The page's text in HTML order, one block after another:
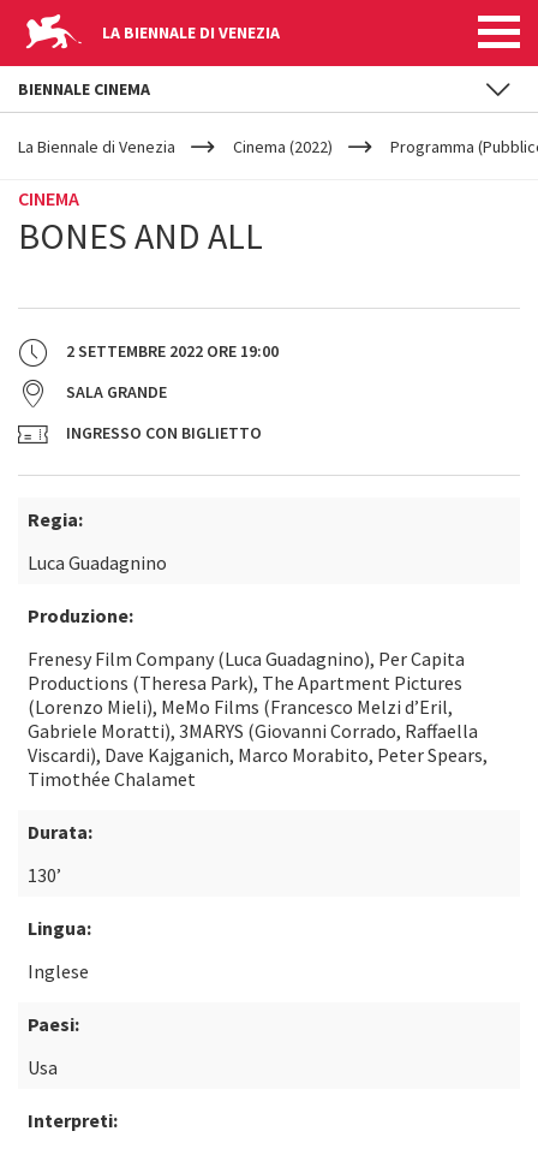
LA BIENNALE DI VENEZIA
YOUR
ARE
La Biennale di Venezia Cinema (2022) Programma
CINEMA
BONES AND ALL
2 SETTEMBRE 2022 ORE 19:00
SALA GRANDE
INGRESSO CON BIGLIETTO
Regia:
Luca Guadagnino
Produzione:
Frenesy Film Company (Luca Guadagnino), Per Capita
Productions (Theresa Park), The Apartment Pictures
(Lorenzo Mieli), MeMo Films (Francesco Melzi d’Eril,
Gabriele Moratti), 3MARYS (Giovanni Corrado, Raffaella
Viscardi), Dave Kajganich, Marco Morabito, Peter Spears,
Timothée Chalamet
Durata:
130’
Lingua:
Inglese
Paesi:
Usa
Interpreti:
BIENNALE CINEMA